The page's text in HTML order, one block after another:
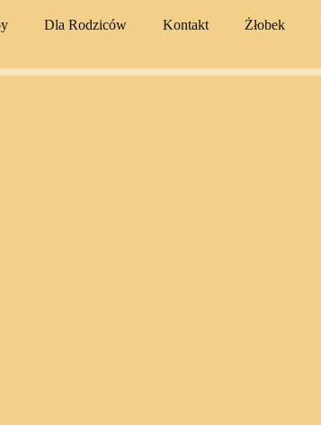
Dla Rodziców Kontakt Żłobek